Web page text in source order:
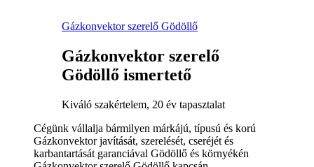
Gázkonvektor szerelő Gödöllő
Gázkonvektor szerelő
Gödöllő ismertető
Kiváló szakértelem, 20 év tapasztalat
Cégünk vállalja bármilyen márkájú, típusú és korú
Gázkonvektor javítását, szerelését, cseréjét és
karbantartását garanciával Gödöllő és környékén